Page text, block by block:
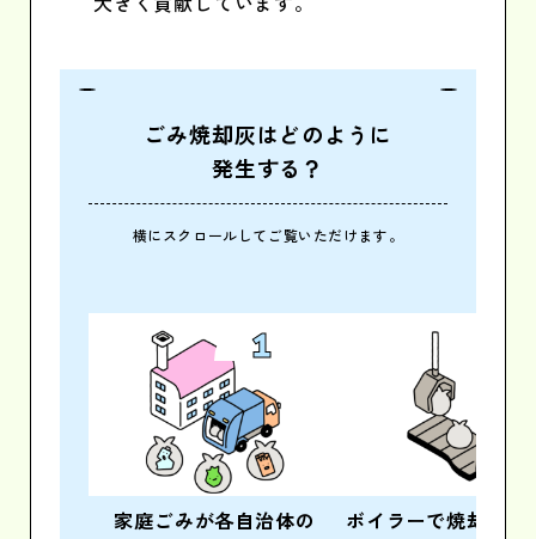
ごみ焼却灰はどのように
発生する？
横にスクロールしてご覧いただけます。
1
家庭ごみが各自治体の
ボイラーで焼却処理